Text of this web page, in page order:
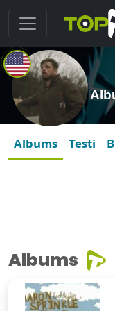
Albums Testi
Albums